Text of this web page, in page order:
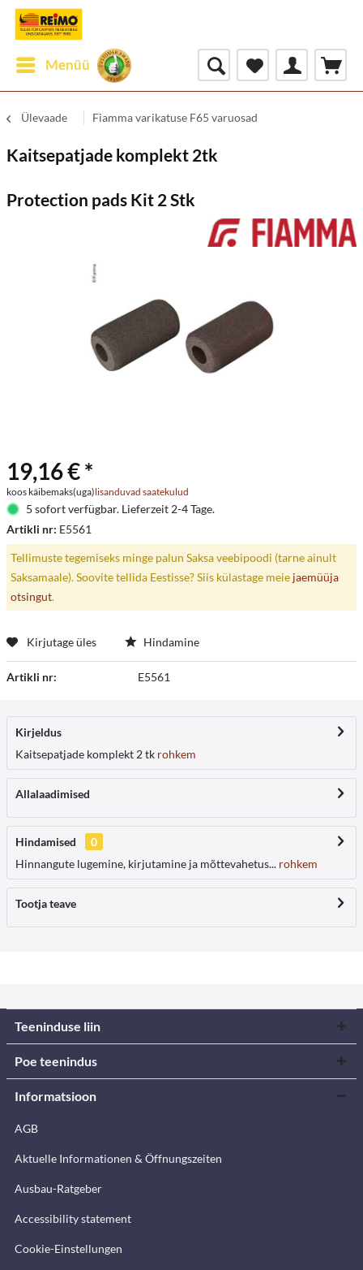
Menüü
Ülevaade Fiamma varikatuse F65 varuosad
Kaitsepatjade komplekt 2tk
Protection pads Kit 2 Stk
19,16 € *
koos käibemaks(uga)lisanduvad saatekulud
5 sofort verfügbar. Lieferzeit 2-4 Tage.
Artikli nr: E5561
Tellimuste tegemiseks minge palun Saksa veebipoodi (tarne ainult
Saksamaale). Soovite tellida Eestisse? Siis külastage meie jaemüüja
otsingut.
Kirjutage üles Hindamine
Artikli nr: E5561
Kirjeldus
Kaitsepatjade komplekt 2 tk rohkem
Allalaadimised
Hindamised
0
Hinnangute lugemine, kirjutamine ja mõttevahetus... rohkem
Tootja teave
Teeninduse liin
Poe teenindus
Informatsioon
AGB
Aktuelle Informationen & Öffnungszeiten
Ausbau-Ratgeber
Accessibility statement
Cookie-Einstellungen